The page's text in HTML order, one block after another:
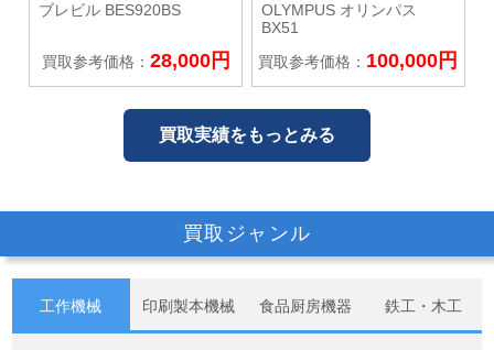
ブレビル BES920BS
買取参考価格： 28,000円
OLYMPUS オリンパス
BX51
買取参考価格： 100,000円
買取実績をもっとみる
買取ジャンル
工作機械 印刷製本機械 食品厨房機器 鉄工・木工